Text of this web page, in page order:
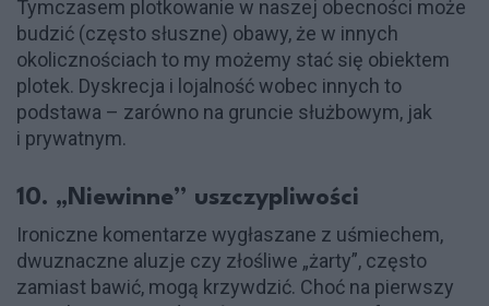
Tymczasem plotkowanie w naszej obecności może
budzić (często słuszne) obawy, że w innych
okolicznościach to my możemy stać się obiektem
plotek. Dyskrecja i lojalność wobec innych to
podstawa – zarówno na gruncie służbowym, jak
i prywatnym.
10. „Niewinne” uszczypliwości
Ironiczne komentarze wygłaszane z uśmiechem,
dwuznaczne aluzje czy złośliwe „żarty”, często
zamiast bawić, mogą krzywdzić. Choć na pierwszy